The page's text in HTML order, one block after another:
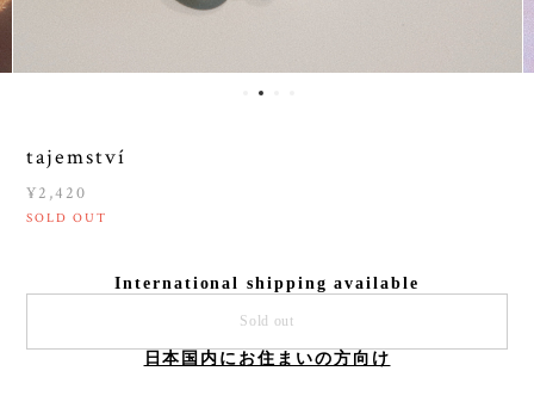
tajemství
¥2,420
SOLD OUT
International shipping available
Sold out
日本国内にお住まいの方向け